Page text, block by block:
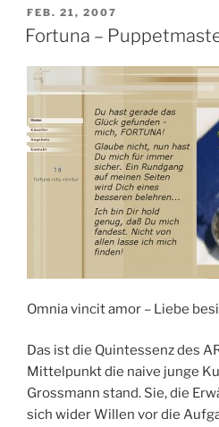
VERÖFFENTLICHT
AM
FEB. 21, 2007
Fortuna –
Omnia vincit amor – Liebe
Das ist die Quintessenz des
Mittelpunkt die naive junge
Grossmann stand. Sie, die
sich wider Willen vor die